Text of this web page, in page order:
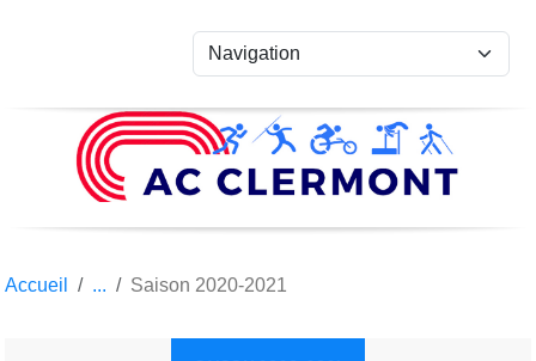
Accueil Saison 2020-2021